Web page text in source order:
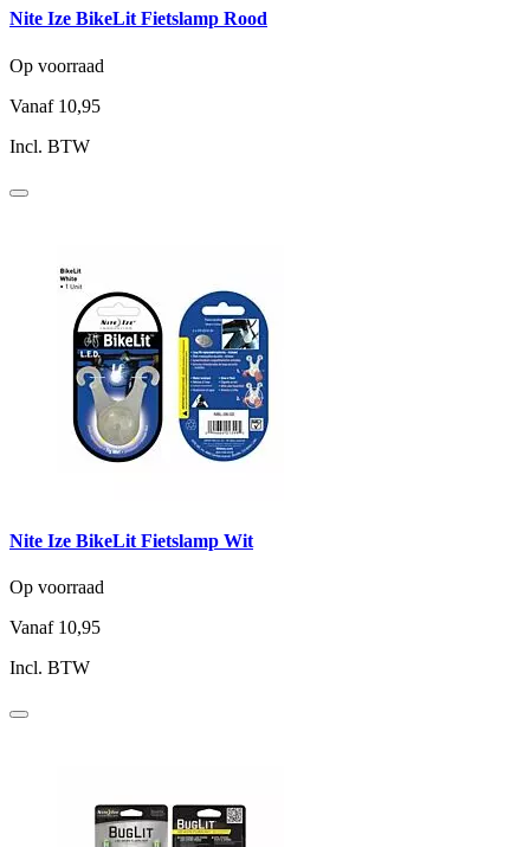
Nite Ize BikeLit Fietslamp Rood
Op voorraad
Vanaf 10,95
Incl. BTW
Nite Ize BikeLit Fietslamp Wit
Op voorraad
Vanaf 10,95
Incl. BTW